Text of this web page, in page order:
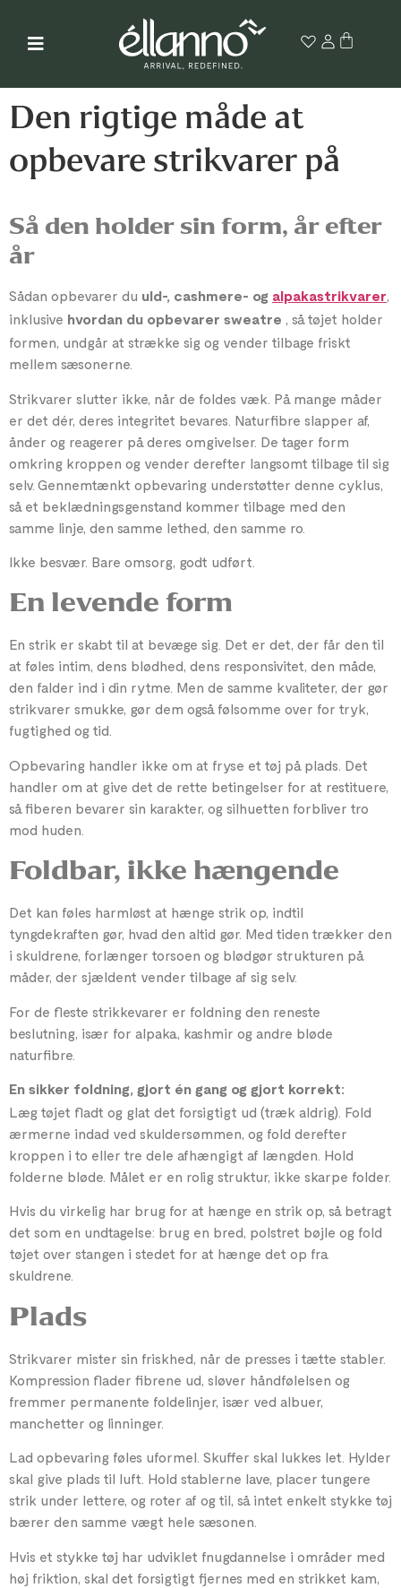
Den rigtige måde at
opbevare strikvarer på
Så den holder sin form, år efter
år
Sådan opbevarer du uld-, cashmere- og alpakastrikvarer,
inklusive hvordan du opbevarer sweatre , så tøjet holder
formen, undgår at strække sig og vender tilbage friskt
mellem sæsonerne.
Strikvarer slutter ikke, når de foldes væk. På mange måder
er det dér, deres integritet bevares. Naturfibre slapper af,
ånder og reagerer på deres omgivelser. De tager form
omkring kroppen og vender derefter langsomt tilbage til sig
selv. Gennemtænkt opbevaring understøtter denne cyklus,
så et beklædningsgenstand kommer tilbage med den
samme linje, den samme lethed, den samme ro.
Ikke besvær. Bare omsorg, godt udført.
En levende form
En strik er skabt til at bevæge sig. Det er det, der får den til
at føles intim, dens blødhed, dens responsivitet, den måde,
den falder ind i din rytme. Men de samme kvaliteter, der gør
strikvarer smukke, gør dem også følsomme over for tryk,
fugtighed og tid.
Opbevaring handler ikke om at fryse et tøj på plads. Det
handler om at give det de rette betingelser for at restituere,
så fiberen bevarer sin karakter, og silhuetten forbliver tro
mod huden.
Foldbar, ikke hængende
Det kan føles harmløst at hænge strik op, indtil
tyngdekraften gør, hvad den altid gør. Med tiden trækker den
i skuldrene, forlænger torsoen og blødgør strukturen på
måder, der sjældent vender tilbage af sig selv.
For de fleste strikkevarer er foldning den reneste
beslutning, især for alpaka, kashmir og andre bløde
naturfibre.
En sikker foldning, gjort én gang og gjort korrekt:
Læg tøjet fladt og glat det forsigtigt ud (træk aldrig). Fold
ærmerne indad ved skuldersømmen, og fold derefter
kroppen i to eller tre dele afhængigt af længden. Hold
folderne bløde. Målet er en rolig struktur, ikke skarpe folder.
Hvis du virkelig har brug for at hænge en strik op, så betragt
det som en undtagelse: brug en bred, polstret bøjle og fold
tøjet over stangen i stedet for at hænge det op fra
skuldrene.
Plads
Strikvarer mister sin friskhed, når de presses i tætte stabler.
Kompression flader fibrene ud, sløver håndfølelsen og
fremmer permanente foldelinjer, især ved albuer,
manchetter og linninger.
Lad opbevaring føles uformel. Skuffer skal lukkes let. Hylder
skal give plads til luft. Hold stablerne lave, placer tungere
strik under lettere, og roter af og til, så intet enkelt stykke tøj
bærer den samme vægt hele sæsonen.
Hvis et stykke tøj har udviklet fnugdannelse i områder med
høj friktion, skal det forsigtigt fjernes med en strikket kam,